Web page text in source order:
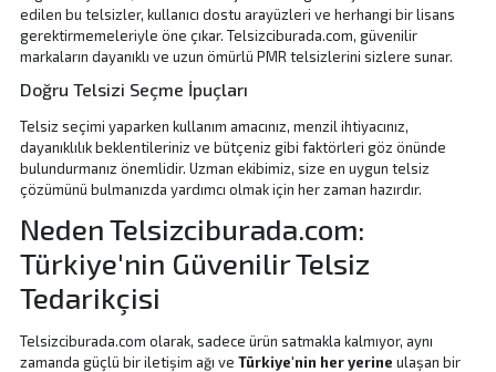
edilen bu telsizler, kullanıcı dostu arayüzleri ve herhangi bir lisans
gerektirmemeleriyle öne çıkar. Telsizciburada.com, güvenilir
markalarındayanıklı ve uzun ömürlü PMR telsizlerini sizlere sunar.
Doğru Telsizi Seçme İpuçları
Telsiz seçimi yaparken kullanım amacınız, menzil ihtiyacınız,
dayanıklılık beklentileriniz ve bütçeniz gibi faktörleri göz önünde
bulundurmanız önemlidir. Uzman ekibimiz, size en uygun telsiz
çözümünü bulmanızda yardımcı olmak için her zaman hazırdır.
Neden Telsizciburada.com:
Türkiye'nin Güvenilir Telsiz
Tedarikçisi
Telsizciburada.com olarak, sadece ürün satmakla kalmıyor, aynı
zamanda güçlü bir iletişim ağı veTürkiye'nin her yerine ulaşan bir